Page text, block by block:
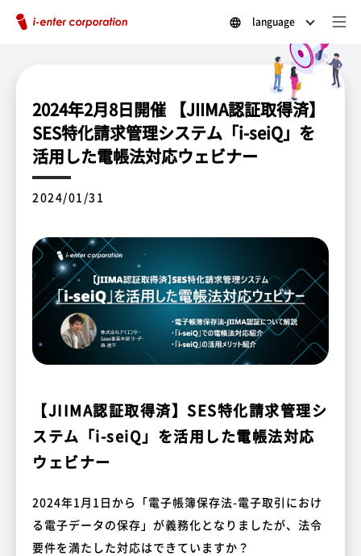
language
2024年2月8日開催 【JIIMA認証取得済】
SES特化請求管理システム「i-seiQ」を
活用した電帳法対応ウェビナー
2024/01/31
【JIIMA認証取得済】SES特化請求管理シ
ステム「i-seiQ」を活用した電帳法対応
ウェビナー
2024年1月1日から「電子帳簿保存法-電子取引におけ
る電子データの保存」が義務化となりましたが、法令
要件を満たした対応はできていますか？